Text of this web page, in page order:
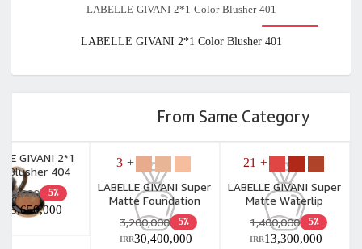
LABELLE GIVANI 2*1 Color Blusher 401
LABELLE GIVANI 2*1 Color Blusher 401
From Same Category
GIVANI 2*1
Blusher 404
5٪
25,650,000
+ 3
LABELLE GIVANI Super
Matte Foundation
5٪ 3,200,000
30,400,000
IRR
+ 21
LABELLE GIVANI Super
Matte Waterlip
5٪ 1,400,000
13,300,000
IRR